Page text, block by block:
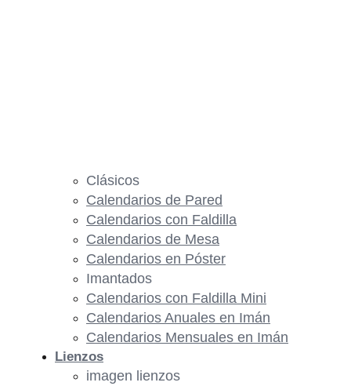
Clásicos
Calendarios de Pared
Calendarios con Faldilla
Calendarios de Mesa
Calendarios en Póster
Imantados
Calendarios con Faldilla Mini
Calendarios Anuales en Imán
Calendarios Mensuales en Imán
Lienzos
imagen lienzos